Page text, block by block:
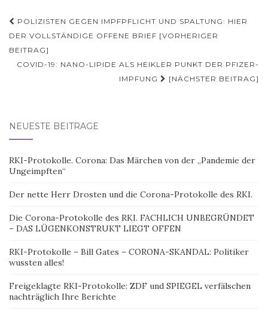
Beitragsnavigation
POLIZISTEN GEGEN IMPFPFLICHT UND SPALTUNG: HIER
DER VOLLSTÄNDIGE OFFENE BRIEF [VORHERIGER
BEITRAG]
COVID-19: NANO-LIPIDE ALS HEIKLER PUNKT DER PFIZER-
IMPFUNG
[NÄCHSTER BEITRAG]
NEUESTE BEITRÄGE
RKI-Protokolle. Corona: Das Märchen von der „Pandemie der
Ungeimpften“
Der nette Herr Drosten und die Corona-Protokolle des RKI.
Die Corona-Protokolle des RKI. FACHLICH UNBEGRÜNDET
– DAS LÜGENKONSTRUKT LIEGT OFFEN
RKI-Protokolle – Bill Gates – CORONA-SKANDAL: Politiker
wussten alles!
Freigeklagte RKI-Protokolle: ZDF und SPIEGEL verfälschen
nachträglich Ihre Berichte